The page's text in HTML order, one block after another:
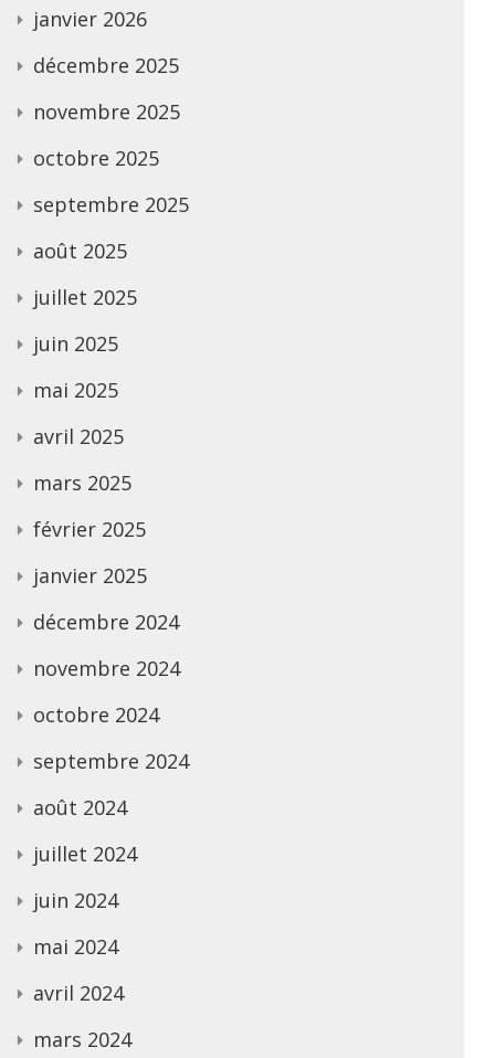
janvier 2026
décembre 2025
novembre 2025
octobre 2025
septembre 2025
août 2025
juillet 2025
juin 2025
mai 2025
avril 2025
mars 2025
février 2025
janvier 2025
décembre 2024
novembre 2024
octobre 2024
septembre 2024
août 2024
juillet 2024
juin 2024
mai 2024
avril 2024
mars 2024